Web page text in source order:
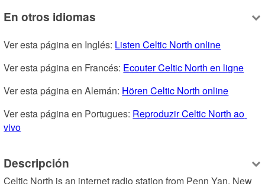
En otros idiomas
Ver esta página en Inglés: Listen Celtic North online
Ver esta página en Francés: Ecouter Celtic North en ligne
Ver esta página en Alemán: Hören Celtic North online
Ver esta página en Portugues: Reproduzir Celtic North ao
vivo
Descripción
Celtic North is an internet radio station from Penn Yan, New